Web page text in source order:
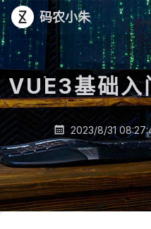
码农小朱
VUE3基础
 2023/8/31